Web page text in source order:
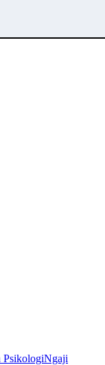
PsikologiNgaji